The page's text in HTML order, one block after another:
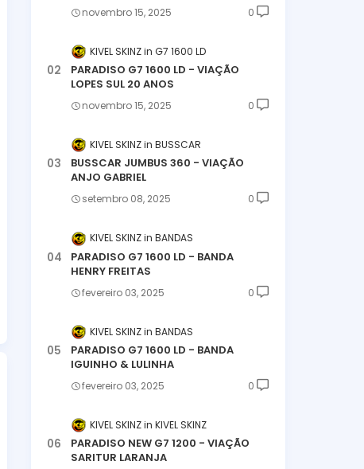
novembro 15, 2025 0
KIVEL SKINZ G7 1600 LD
PARADISO G7 1600 LD - VIAÇÃO
LOPES SUL 20 ANOS
novembro 15, 2025 0
KIVEL SKINZ BUSSCAR
BUSSCAR JUMBUS 360 - VIAÇÃO
ANJO GABRIEL
setembro 08, 2025 0
KIVEL SKINZ BANDAS
PARADISO G7 1600 LD - BANDA
HENRY FREITAS
fevereiro 03, 2025 0
KIVEL SKINZ BANDAS
PARADISO G7 1600 LD - BANDA
IGUINHO & LULINHA
fevereiro 03, 2025 0
KIVEL SKINZ KIVEL SKINZ
PARADISO NEW G7 1200 - VIAÇÃO
SARITUR LARANJA